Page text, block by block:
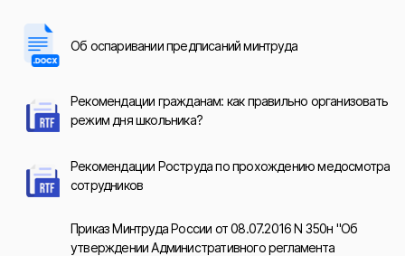
Об оспаривании предписаний минтруда
Рекомендации гражданам: как правильно организовать
режим дня школьника?
Рекомендации Роструда по прохождению медосмотра
сотрудников
Приказ Минтруда России от 08.07.2016 N 350н "Об
утверждении Административного регламента